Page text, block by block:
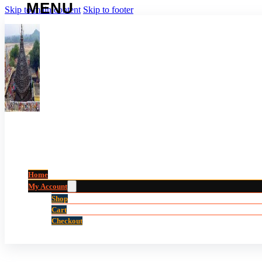
Skip to main content Skip to footer
Home
My Account
Shop
Cart
Checkout